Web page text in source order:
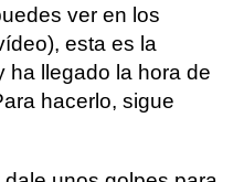
ver en los
esta es la
ha llegado la hora de
hacerlo, sigue